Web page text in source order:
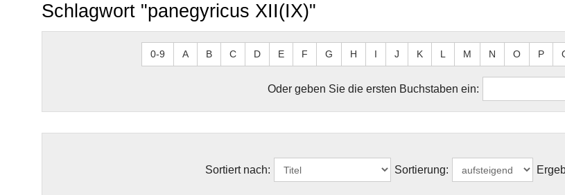
Schlagwort "panegyricus XII(IX)"
0-9 A B C D E F G H I J K L M N O P
Oder geben Sie die ersten Buchstaben ein:
Sortiert nach: Sortierung: